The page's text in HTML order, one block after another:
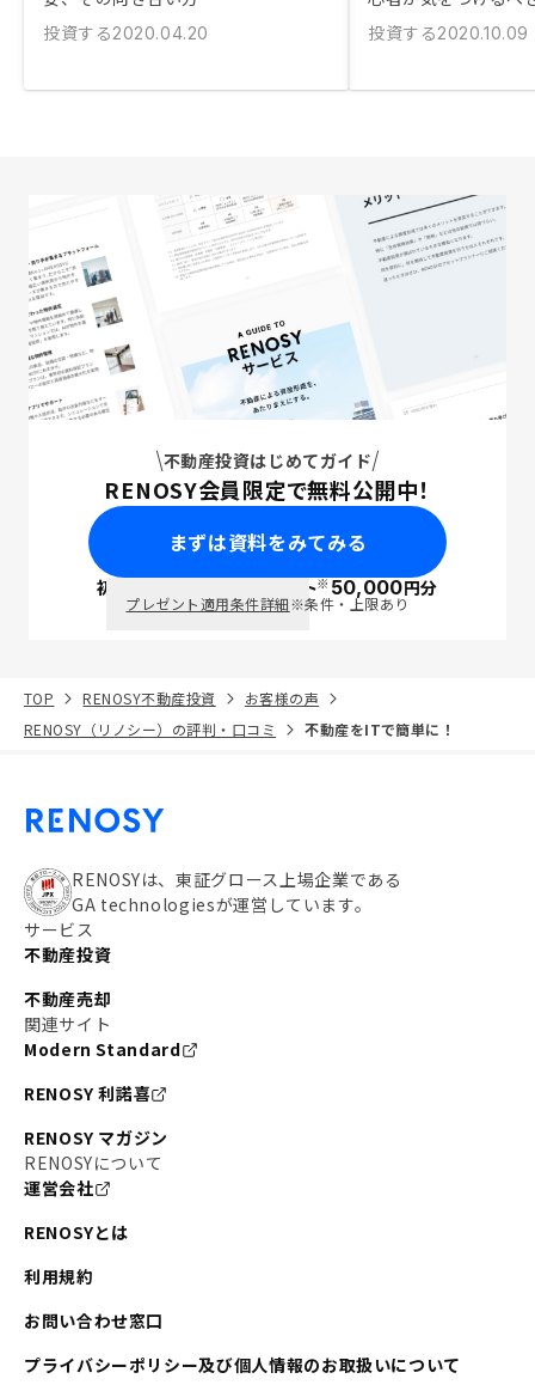
投資する2020.04.20
投資する2020.10.09
不動産投資はじめてガイド
RENOSY会員限定で無料公開中！
まずは資料をみてみる
初回面談で ポイント※50,000円分
プレゼント適用条件詳細※条件・上限あり
TOP RENOSY不動産投資
お客様の声
RENOSY（リノシー）の評判・口コミ
不動産をITで簡単に！
RENOSYは、東証グロース上場企業である
GA technologiesが運営しています。
サービス
不動産投資
不動産売却
関連サイト
Modern Standard
RENOSY 利諾喜
RENOSY マガジン
RENOSYについて
運営会社
RENOSYとは
利用規約
お問い合わせ窓口
プライバシーポリシー及び個人情報のお取扱いについて